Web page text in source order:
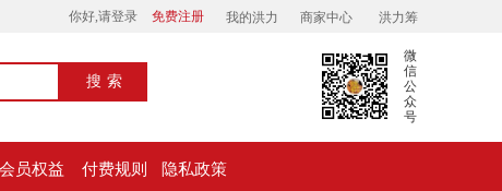
你好,请登录 免费注册 我的洪力 商家中心 洪力筹
搜索
微
信
公
众
号
员权益 付费规则 隐私政策